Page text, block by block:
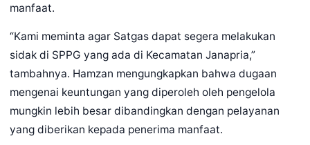
manfaat.
“Kami meminta agar Satgas dapat segera melakukan
sidak di SPPG yang ada di Kecamatan Janapria,”
tambahnya. Hamzan mengungkapkan bahwa dugaan
mengenai keuntungan yang diperoleh oleh pengelola
mungkin lebih besar dibandingkan dengan pelayanan
yang diberikan kepada penerima manfaat.